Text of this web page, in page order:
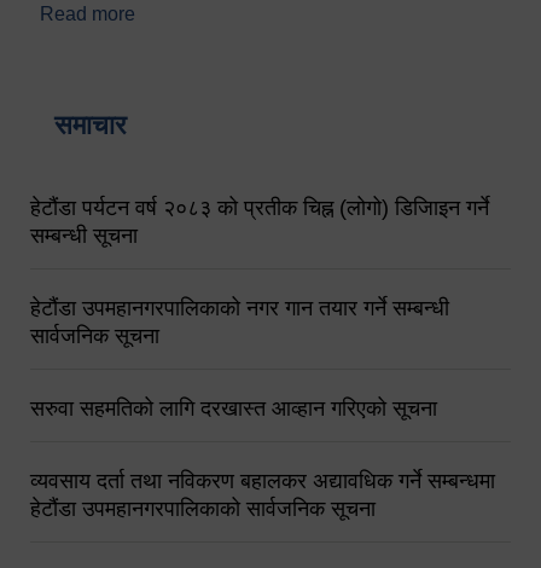
Read more
समाचार
हेटौंडा पर्यटन वर्ष २०८३ को प्रतीक चिह्न (लोगो) डिजिाइन गर्ने
सम्बन्धी सूचना
हेटौंडा उपमहानगरपालिकाको नगर गान तयार गर्ने सम्बन्धी
सार्वजनिक सूचना
सरुवा सहमतिको लागि दरखास्त आव्हान गरिएको सूचना
व्यवसाय दर्ता तथा नविकरण बहालकर अद्यावधिक गर्ने सम्बन्धमा
हेटौंडा उपमहानगरपालिकाको सार्वजनिक सूचना